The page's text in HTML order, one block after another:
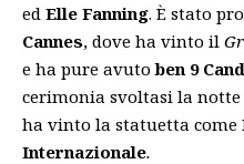
ed Elle Fanning. È stato
Cannes, dove ha vinto il
e ha pure avuto ben 9
cerimonia svoltasi la notte
ha vinto la statuetta come
Internazionale.